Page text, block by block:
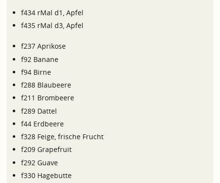
f434 rMal d1, Apfel
f435 rMal d3, Apfel
f237 Aprikose
f92 Banane
f94 Birne
f288 Blaubeere
f211 Brombeere
f289 Dattel
f44 Erdbeere
f328 Feige, frische Frucht
f209 Grapefruit
f292 Guave
f330 Hagebutte